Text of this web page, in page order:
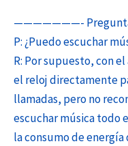
———————-
P: ¿Puedo escuchar
R: Por supuesto, con
el reloj directamente
llamadas, pero no
escuchar música todo
la consumo de energía